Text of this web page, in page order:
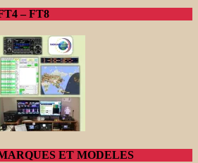
– FT8
ET MODELES